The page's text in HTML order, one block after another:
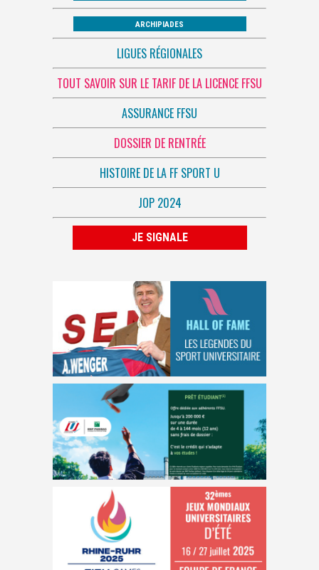
ARCHIPIADES
LIGUES RÉGIONALES
TOUT SAVOIR SUR LE TARIF DE LA LICENCE FFSU
ASSURANCE FFSU
DOSSIER DE RENTRÉE
HISTOIRE DE LA FF SPORT U
JOP 2024
JE SIGNALE